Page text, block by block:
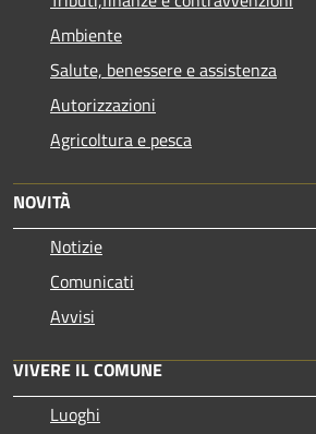
Ambiente
Salute, benessere e assistenza
Autorizzazioni
Agricoltura e pesca
NOVITÀ
Notizie
Comunicati
Avvisi
VIVERE IL COMUNE
Luoghi